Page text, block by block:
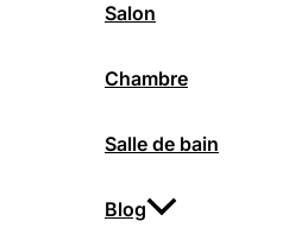
Salon
Chambre
Salle de bain
Blog